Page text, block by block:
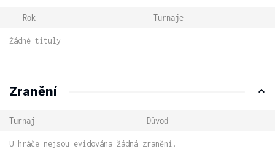
Rok Turnaje
Žádné tituly
Zranění
Turnaj Důvod
U hráče nejsou evidována žádná zranění.